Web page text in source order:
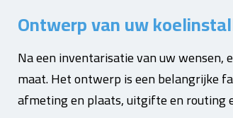
Ontwerp van uw
Na een inventarisatie van uw wensen,
maat. Het ontwerp is een belangrijke
afmeting en plaats, uitgifte en routing